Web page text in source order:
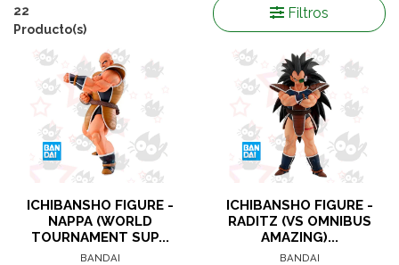
22
Producto(s)
Filtros
ICHIBANSHO FIGURE -
NAPPA (WORLD
TOURNAMENT SUP...
BANDAI
ICHIBANSHO FIGURE -
RADITZ (VS OMNIBUS
AMAZING)...
BANDAI